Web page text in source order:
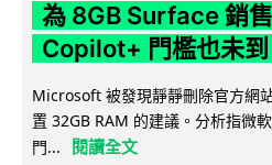
為 8GB Surface 銷
Copilot+ 門檻也未到
Microsoft 被發現靜靜刪除官方網
置 32GB RAM 的建議。分析指微
門...
閱讀全文